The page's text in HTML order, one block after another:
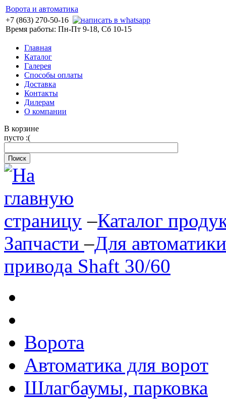
Ворота и автоматика
+7 (863) 270-50-16
Время работы: Пн-Пт 9-18, Сб 10-15
Главная
Каталог
Галерея
Способы оплаты
Доставка
Контакты
Дилерам
О компании
В корзине
пусто :(
–Каталог
Запчасти–Для
привода Shaft 30/60
Ворота
Автоматика для ворот
Шлагбаумы, парковка